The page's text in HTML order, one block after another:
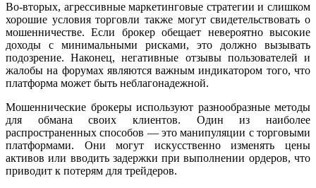
Во-вторых, агрессивные маркетинговые стратегии и слишком
хорошие условия торговли также могут свидетельствовать о
мошенничестве. Если брокер обещает невероятно высокие
доходы с минимальными рисками, это должно вызывать
подозрение. Наконец, негативные отзывы пользователей и
жалобы на форумах являются важным индикатором того, что
платформа может быть неблагонадежной.
Мошеннические брокеры используют разнообразные методы
для обмана своих клиентов. Один из наиболее
распространенных способов — это манипуляции с торговыми
платформами. Они могут искусственно изменять цены
активов или вводить задержки при выполнении ордеров, что
приводит к потерям для трейдеров.